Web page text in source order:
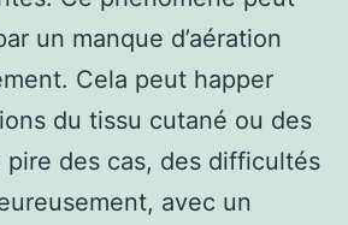
un manque d’aération
Cela peut happer
du tissu cutané ou des
des cas, des difficultés
avec un